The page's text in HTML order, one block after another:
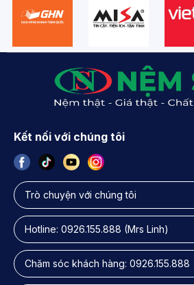
Kết nối với chúng tôi
Trò chuyện với chúng tôi
Hotline: 0926.155.888 (Mrs Linh)
Chăm sóc khách hàng: 0926.155.888